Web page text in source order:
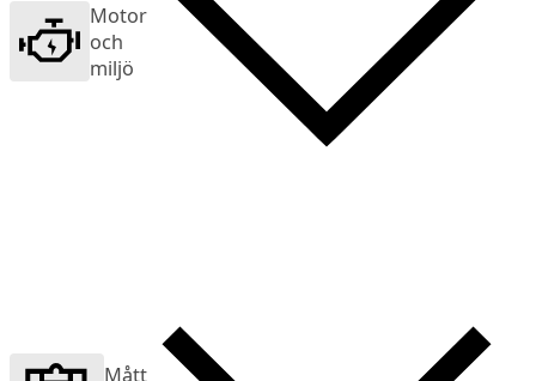
Motor
och
miljö
Mått